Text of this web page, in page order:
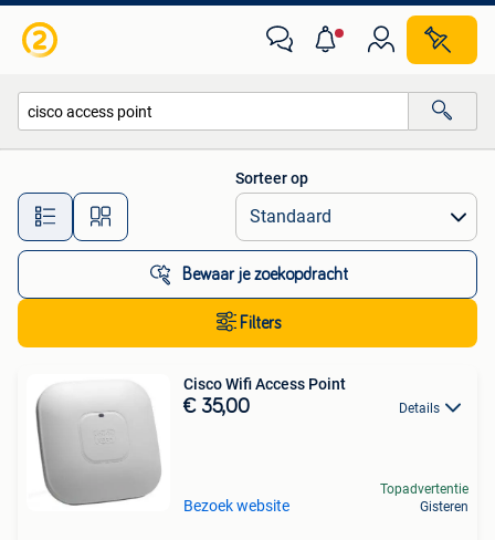
Alle afstanden…
Sorteer op
Bewaar je zoekopdracht
Filters
Cisco Wifi Access Point
€ 35,00 Details
Bezoek website
Topadvertentie
Gisteren